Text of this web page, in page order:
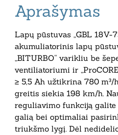
Aprašymas
Lapų pūstuvas „GBL 18V-
akumuliatorinis lapų
„BITURBO“ varikliu be
ventiliatoriumi ir
≥ 5,5 Ah užtikrina 780 m³/
greitis siekia 198 km/h.
reguliavimo funkciją
galią bei optimaliai
triukšmo lygį. Dėl